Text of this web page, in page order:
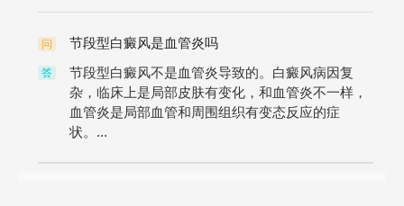
问 节段型白癜风是血管炎吗
答
节段型白癜风不是血管炎导致的。白癜风病因复
杂，临床上是局部皮肤有变化，和血管炎不一样，
血管炎是局部血管和周围组织有变态反应的症
状。...